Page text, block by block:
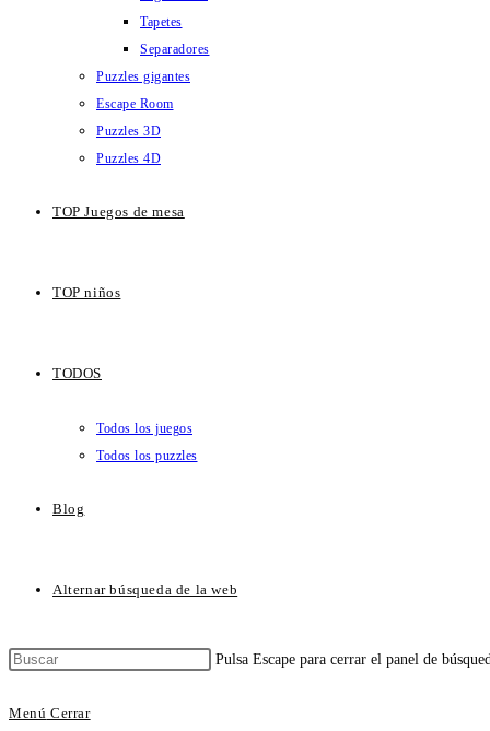
Tapetes
Separadores
Puzzles gigantes
Escape Room
Puzzles 3D
Puzzles 4D
TOP Juegos de mesa
TOP niños
TODOS
Todos los juegos
Todos los puzzles
Blog
Alternar búsqueda de la web
Pulsa Escape para cerrar el panel de
Menú Cerrar